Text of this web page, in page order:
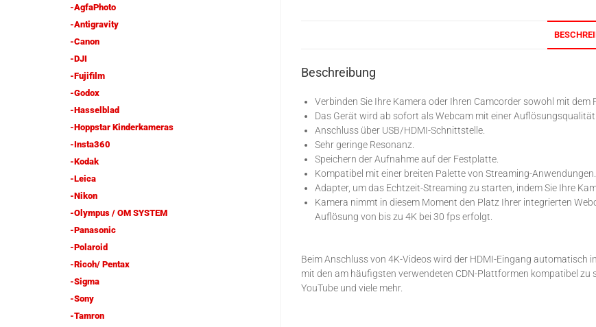
Beschreibung
Verbinden Sie Ihre Kamera oder Ihren Camcorder sowohl mit dem
Das Gerät wird ab sofort als Webcam mit einer
Anschluss über USB/HDMI-Schnittstelle.
Sehr geringe Resonanz.
Speichern der Aufnahme auf der Festplatte.
Kompatibel mit einer breiten Palette von Streaming-Anwendungen.
Adapter, um das Echtzeit-Streaming zu starten, indem Sie Ihre
Kamera nimmt in diesem Moment den Platz Ihrer integrierten
Auflösung von bis zu 4K bei 30 fps erfolgt.
Beim Anschluss von 4K-Videos wird der HDMI-Eingang automatisch
mit den am häufigsten verwendeten CDN-Plattformen kompatibel zu
YouTube und viele mehr.
-AgfaPhoto
-Antigravity
-Canon
-DJI
-Fujifilm
-Godox
-Hasselblad
-Hoppstar Kinderkameras
-Insta360
-Kodak
-Leica
-Nikon
-Olympus / OM SYSTEM
-Panasonic
-Polaroid
-Ricoh/ Pentax
-Sigma
-Sony
-Tamron